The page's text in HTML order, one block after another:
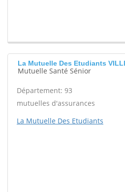
La Mutuelle Des Etudiants
Mutuelle Santé Sénior
Département: 93
mutuelles d'assurances
La Mutuelle Des Etudiants